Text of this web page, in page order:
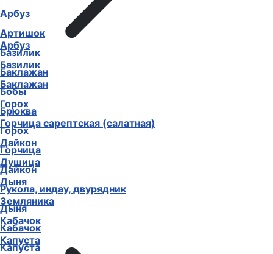
Арбуз
Базилик
Баклажан
Горох
Горчица сарептская (салатная)
Дайкон
Душица
Дыня
Земляника
Кабачок
Капуста
Арбуз
Артишок
Базилик
Баклажан
Бобы
Брюква
Горох
Горчица
Дайкон
Рукола, индау, двурядник
Дыня
Кабачок
Капуста